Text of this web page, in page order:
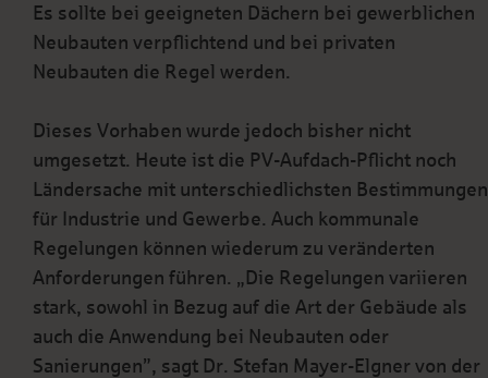
Es sollte bei geeigneten Dächern bei gewerblichen
Neubauten verpflichtend und bei privaten
Neubauten die Regel werden.
Dieses Vorhaben wurde jedoch bisher nicht
umgesetzt. Heute ist die PV-Aufdach-Pflicht noch
Ländersache mit unterschiedlichsten Bestimmungen
für Industrie und Gewerbe. Auch kommunale
Regelungen können wiederum zu veränderten
Anforderungen führen. „Die Regelungen variieren
stark, sowohl in Bezug auf die Art der Gebäude als
auch die Anwendung bei Neubauten oder
Sanierungen”, sagt Dr. Stefan Mayer-Elgner von der